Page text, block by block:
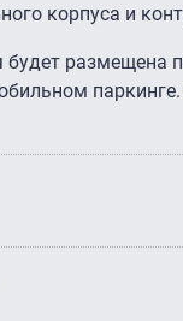
корпуса и
размещена